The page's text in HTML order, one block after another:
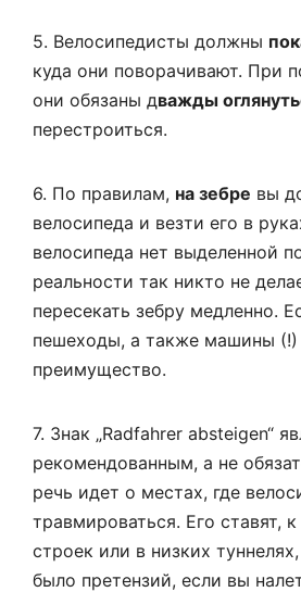
5. Велосипедисты должны
куда они поворачивают. При
они обязаны дважды
перестроиться.
6. По правилам, на зебре вы
велосипеда и везти его в
велосипеда нет выделенной
реальности так никто не
пересекать зебру медленно.
пешеходы, а также машины
преимущество.
7. Знак „Radfahrer absteigen“
рекомендованным, а не
речь идет о местах, где
травмироваться. Его ставят,
строек или в низких
было претензий, если вы